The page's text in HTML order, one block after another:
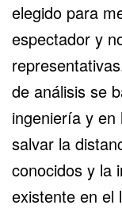
elegido para
espectador y
de análisis se
ingeniería y
salvar la
conocidos y la
existente en el